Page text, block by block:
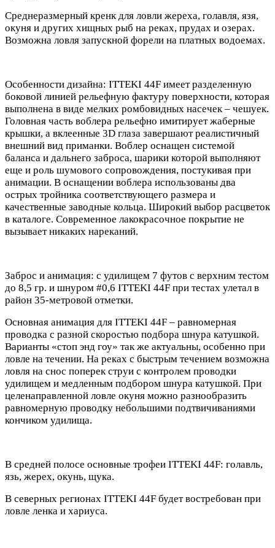
Среднеразмерный кренк для ловли жереха, голавля, язя,
окуня и других хищных рыб на реках, прудах и озерах.
Возможна ловля запускной форели на платных водоемах.
Особенности дизайна: ITTEKI 44F имеет разделенную
боковой линией рельефную фактуру поверхности, которая
выполнена в виде мелких ромбовидных насечек – чешуек.
Головная часть воблера рельефно имитирует жаберные
крышки, а вклеенные 3D глаза завершают реалистичный
внешний вид приманки. Воблер оснащен системой
баланса и дальнего заброса, шарики которой выполняют
еще и роль шумового сопровождения, постукивая при
анимации. В оснащении воблера использованы два
острых тройника соответствующего размера и
качественные заводные кольца. Широкий выбор расцветок
в каталоге. Современное лакокрасочное покрытие не
вызывает никаких нареканий.
Заброс и анимация: с удилищем 7 футов с верхним тестом
до 8,5 гр. и шнуром #0,6 ITTEKI 44F при тестах улетал в
район 35-метровой отметки.
Основная анимация для ITTEKI 44F – равномерная
проводка с разной скоростью подбора шнура катушкой.
Варианты «стоп энд гоу» так же актуальны, особенно при
ловле на течении. На реках с быстрым течением возможна
ловля на снос поперек струи с контролем проводки
удилищем и медленным подбором шнура катушкой. При
целенаправленной ловле окуня можно разнообразить
равномерную проводку небольшими подтвичиваниями
кончиком удилища.
В средней полосе основные трофеи ITTEKI 44F: голавль,
язь, жерех, окунь, щука.
В северных регионах ITTEKI 44F будет востребован при
ловле ленка и хариуса.